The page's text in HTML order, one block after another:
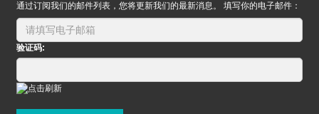
通过订阅我们的邮件列表，您将更新我们的最新消息。 填写你的电子邮件：
验证码: